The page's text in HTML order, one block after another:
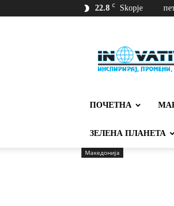
22.8 C Skopje
ПОЧЕТНА
ЗЕЛЕНА ПЛАНЕТА
Македонија